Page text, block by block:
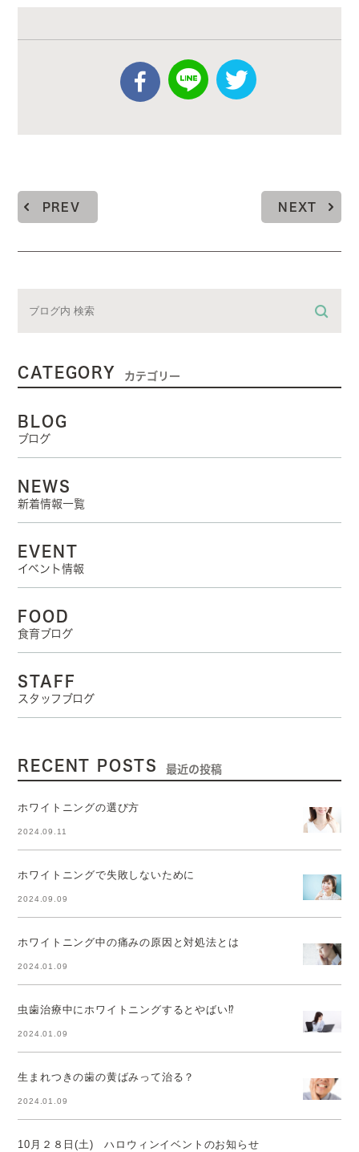
PREV NEXT
CATEGORY カテゴリー
BLOG
ブログ
NEWS
新着情報一覧
EVENT
イベント情報
FOOD
食育ブログ
STAFF
スタッフブログ
RECENT POSTS 最近の投稿
ホワイトニングの選び方
2024.09.11
ホワイトニングで失敗しないために
2024.09.09
ホワイトニング中の痛みの原因と対処法とは
2024.01.09
虫歯治療中にホワイトニングするとやばい⁉
2024.01.09
生まれつきの歯の黄ばみって治る？
2024.01.09
10月２８日(土) ハロウィンイベントのお知らせ